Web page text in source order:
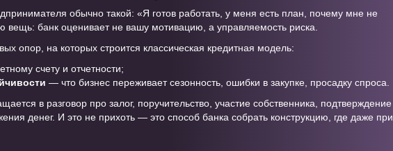
обычно такой: «Я готов работать, у меня есть план, почему мне не
вещь: банк оценивает не вашу мотивацию, а управляемость риска.
опор, на которых строится классическая кредитная модель:
счету и отчетности;
— что бизнес переживает сезонность, ошибки в закупке, просадку спроса.
в разговор про залог, поручительство, участие собственника, подтверждение
денег. И это не прихоть — это способ банка собрать конструкцию, где даже при